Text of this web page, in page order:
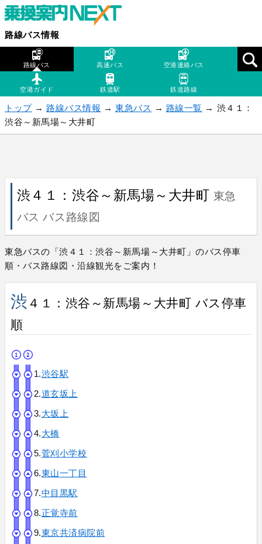
路線バス情報
路線バス 高速バス 空港連絡バス
空港ガイド 鉄道駅 鉄道路線
トップ→ 路線バス情報 →東急バス → 路線一覧 → 渋４１：
渋谷～新馬場～大井町
渋４１：渋谷～新馬場～大井町 東急
バス バス路線図
東急バスの「渋４１：渋谷～新馬場～大井町」のバス停車
順・バス路線図・沿線観光をご案内！
渋 ４１：渋谷～新馬場～大井町 バス停車
順
1.渋谷駅
2.道玄坂上
3.大坂上
4.大橋
5.菅刈小学校
6.東山一丁目
7.中目黒駅
8.正覚寺前
9.東京共済病院前